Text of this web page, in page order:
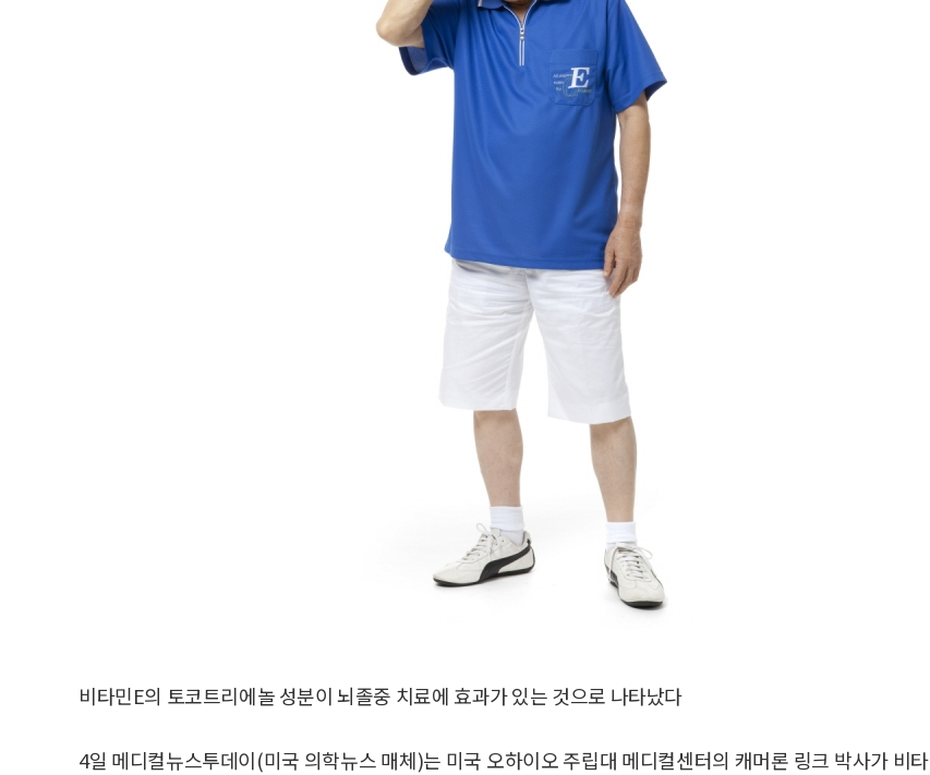
비타민E의 토코트리에놀 성분이 뇌졸중 치료에 효과가 있는 것으로 나타났다
4일 메디컬뉴스투데이(미국 의학뉴스 매체)는 미국 오하이오 주립대 메디컬센터의 캐머론 링크 박사가 비타